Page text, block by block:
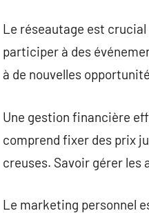
Le réseautage est
participer à des
à de nouvelles
Une gestion financière
comprend fixer des prix
creuses. Savoir gérer
Le marketing personnel